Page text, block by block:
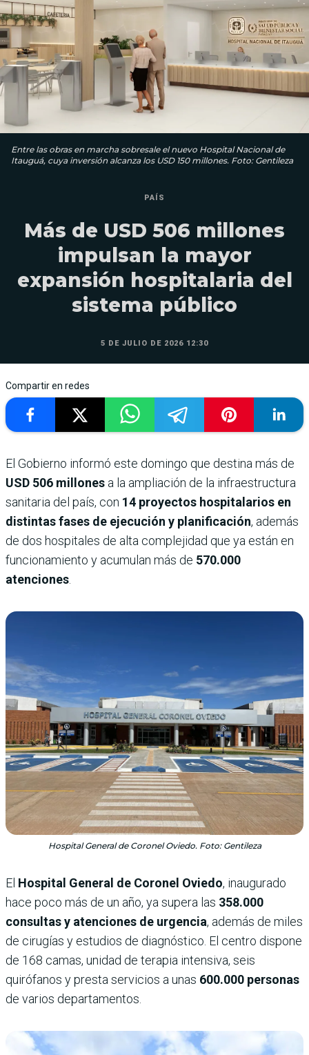
Entre las obras en marcha sobresale el nuevo Hospital Nacional de
Itauguá, cuya inversión alcanza los USD 150 millones. Foto: Gentileza
PAÍS
Más de USD 506 millones
impulsan la mayor
expansión hospitalaria del
sistema público
5 DE JULIO DE 2026 12:30
Compartir en redes
El Gobierno informó este domingo que destina más de
USD 506 millones a la ampliación de la infraestructura
sanitaria del país, con 14 proyectos hospitalarios en
distintas fases de ejecución y planificación, además
de dos hospitales de alta complejidad que ya están en
funcionamiento y acumulan más de 570.000
atenciones
Hospital General de Coronel Oviedo. Foto: Gentileza
El Hospital General de Coronel Oviedo, inaugurado
hace poco más de un año, ya supera las 358.000
consultas y atenciones de urgencia, además de miles
de cirugías y estudios de diagnóstico. El centro dispone
de 168 camas, unidad de terapia intensiva, seis
quirófanos y presta servicios a unas 600.000 personas
de varios departamentos.